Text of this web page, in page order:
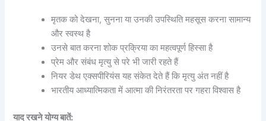
मृतक को देखना, सुनना या उनकी उपस्थिति महसूस करना सामान्य
और स्वस्थ है
उनसे बात करना शोक प्रक्रिया का महत्वपूर्ण हिस्सा है
प्रेम और संबंध मृत्यु से परे भी जारी रहते हैं
नियर डेथ एक्सपीरियंस यह संकेत देते हैं कि मृत्यु अंत नहीं है
भारतीय आध्यात्मिकता में आत्मा की निरंतरता पर गहरा विश्वास है
याद रखने योग्य बातें: